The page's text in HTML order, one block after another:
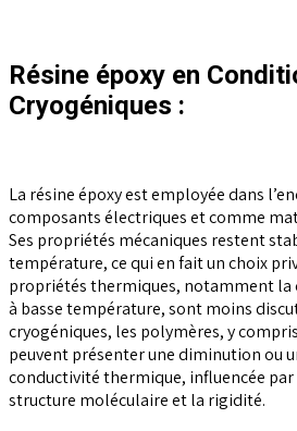
Résine époxy en
Cryogéniques :
La résine époxy est employée dans
composants électriques et comme
Ses propriétés mécaniques restent
température, ce qui en fait un choix
propriétés thermiques, notamment
à basse température, sont moins
cryogéniques, les polymères, y
peuvent présenter une diminution ou
conductivité thermique, influencée par
structure moléculaire et la rigidité.